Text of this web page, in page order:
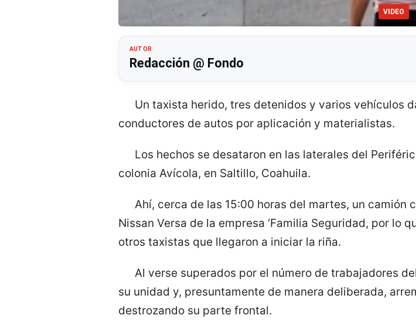
VIDEO
AUTOR
Redacción @ Fondo
Un taxista herido, tres detenidos y varios vehículos
conductores de autos por aplicación y materialistas.
Los hechos se desataron en las laterales del
colonia Avícola, en Saltillo, Coahuila.
Ahí, cerca de las 15:00 horas del martes, un camión
Nissan Versa de la empresa ‘Familia Seguridad, por lo
otros taxistas que llegaron a iniciar la riña.
Al verse superados por el número de trabajadores
su unidad y, presuntamente de manera deliberada,
destrozando su parte frontal.